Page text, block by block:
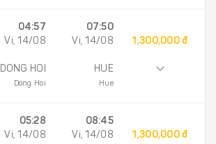
04:57
Vi, 14/08
DONG HOI
Dong Hoi
07:50
Vi, 14/08
HUE
Hue
1,300,000 đ
05:28
Vi, 14/08
08:45
Vi, 14/08
1,300,000 đ